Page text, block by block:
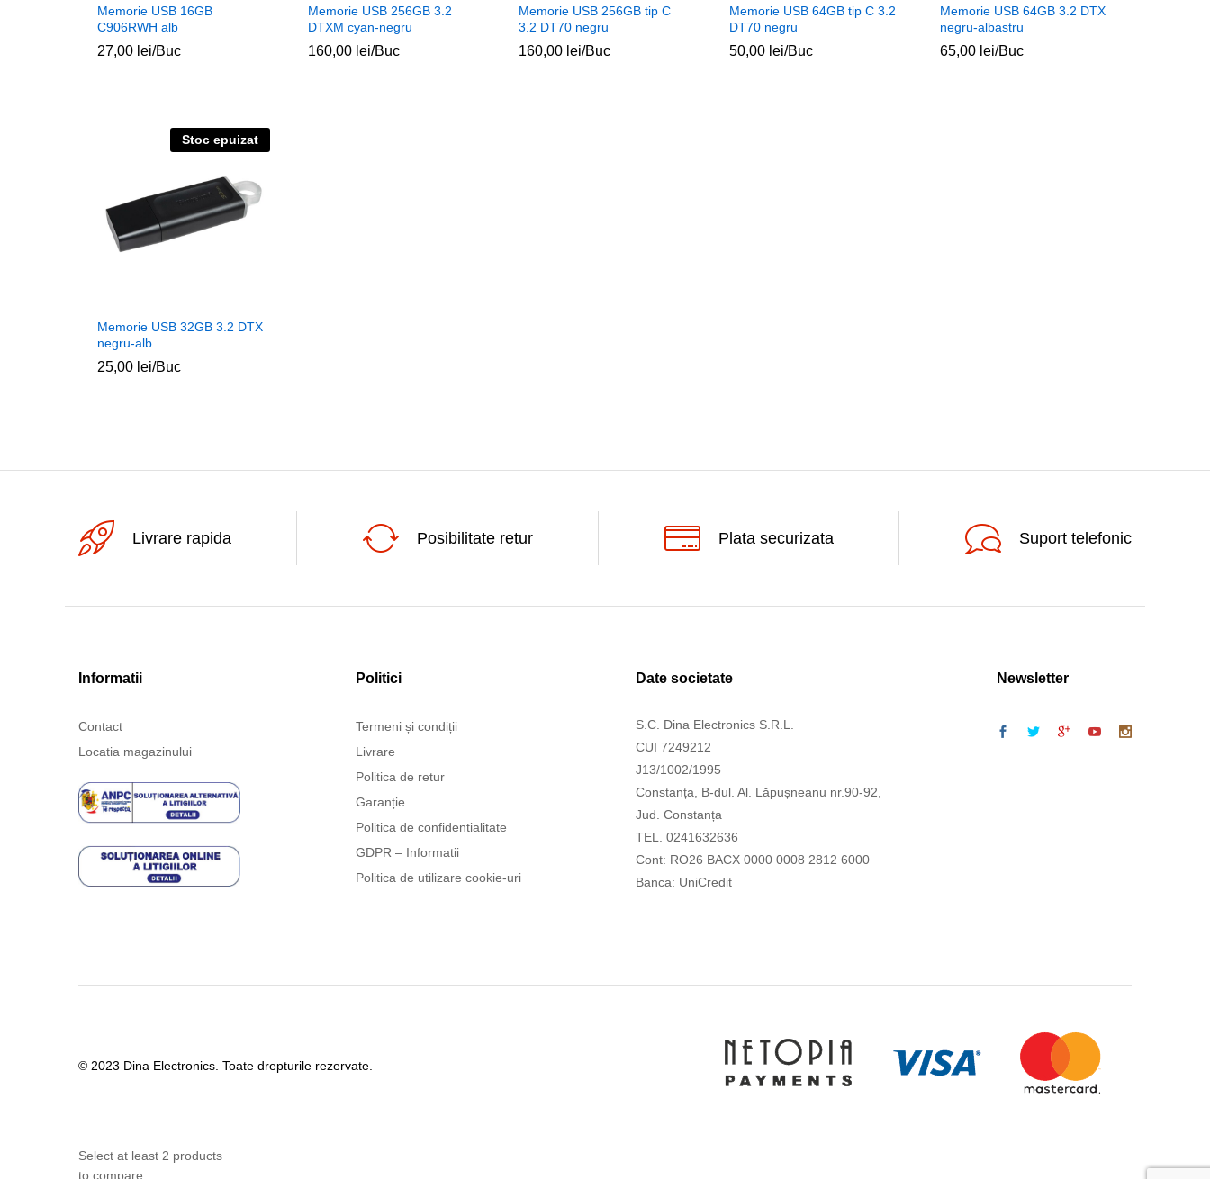
Memorie USB 16GB
C906RWH alb
27,00 lei/Buc
Memorie USB 256GB 3.2
DTXM cyan-negru
160,00 lei/Buc
Memorie USB 256GB tip C
3.2 DT70 negru
160,00 lei/Buc
Memorie USB 64GB tip C 3.2
DT70 negru
50,00 lei/Buc
Memorie USB 64GB 3.2 DTX
negru-albastru
65,00 lei/Buc
Stoc epuizat
Memorie USB 32GB 3.2 DTX
negru-alb
25,00 lei/Buc
Livrare rapida Posibilitate retur Plata securizata Suport telefonic
Informatii
Contact
Locatia magazinului
Politici
Termeni și condiții
Livrare
Politica de retur
Garanție
Politica de confidentialitate
GDPR – Informatii
Politica de utilizare cookie-uri
Date societate
S.C. Dina Electronics S.R.L.
CUI 7249212
J13/1002/1995
Constanța, B-dul. Al. Lăpușneanu nr.90-92,
Jud. Constanța
TEL. 0241632636
Cont: RO26 BACX 0000 0008 2812 6000
Banca: UniCredit
Newsletter
© 2023 Dina Electronics. Toate drepturile rezervate.
Select at least 2 products
to compare